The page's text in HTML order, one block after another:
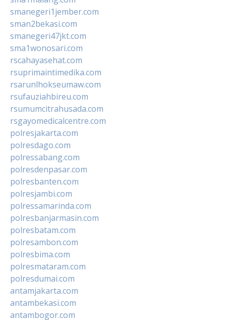
smanegeri1jember.com
sman2bekasi.com
smanegeri47jkt.com
sma1wonosari.com
rscahayasehat.com
rsuprimaintimedika.com
rsarunlhokseumaw.com
rsufauziahbireu.com
rsumumcitrahusada.com
rsgayomedicalcentre.com
polresjakarta.com
polresdago.com
polressabang.com
polresdenpasar.com
polresbanten.com
polresjambi.com
polressamarinda.com
polresbanjarmasin.com
polresbatam.com
polresambon.com
polresbima.com
polresmataram.com
polresdumai.com
antamjakarta.com
antambekasi.com
antambogor.com